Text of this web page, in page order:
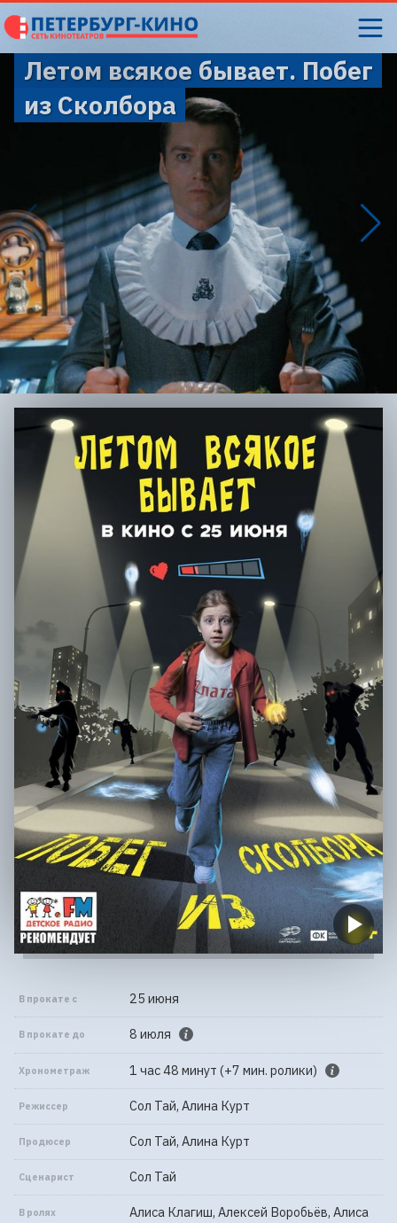
Летом всякое бывает. Побег
из Сколбора
В прокате с 25 июня
В прокате до 8 июля
Хронометраж 1 час 48 минут (+7 мин. ролики)
Режиссер Сол Тай, Алина Курт
Продюсер Сол Тай, Алина Курт
Сценарист Сол Тай
В ролях
Алиса Клагиш, Алексей Воробьёв, Алиса